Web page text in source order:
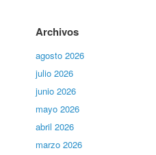
Archivos
agosto 2026
julio 2026
junio 2026
mayo 2026
abril 2026
marzo 2026